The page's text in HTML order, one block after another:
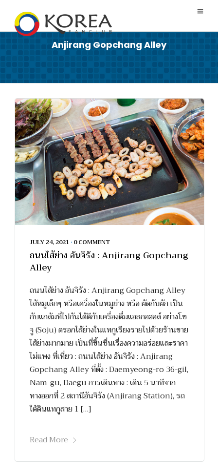
Anjirang Gopchang Alley
JULY 24, 2021 • 0 COMMENT
ถนนไส้ย่าง อันจิรัง : Anjirang Gopchang
Alley
ถนนไส้ย่าง อันจิรัง : Anjirang Gopchang Alley
ไส้หมูเล็กๆ หรือเครื่องในหมูย่าง หรือ ผัดกับผัก เป็น
กับแกล้มที่ไปกันได้ดีกับเครื่องดื่มแอลกอฮอล์ อย่างโซ
จู (Soju) ตรอกไส้ย่างในแทกูเรียงรายไปด้วยร้านขาย
ไส้ย่างมากมาย เป็นที่ขึ้นชื่นเรื่องความอร่อยและราคา
ไม่แพง ที่เที่ยว : ถนนไส้ย่าง อันจิรัง : Anjirang
Gopchang Alley ที่ตั้ง : Daemyeong-ro 36-gil,
Nam-gu, Daegu การเดินทาง : เดิน 5 นาทีจาก
ทางออกที่ 2 สถานีอันจิรัง (Anjirang Station), รถ
ใต้ดินแทกูสาย 1 […]
Read More